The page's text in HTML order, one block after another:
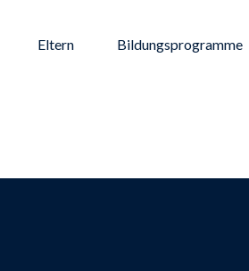
Eltern Bildungsprogramme